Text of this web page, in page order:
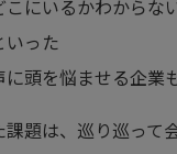
こにいるかわから
いった
頭を悩ませる企業
課題は、巡り巡って